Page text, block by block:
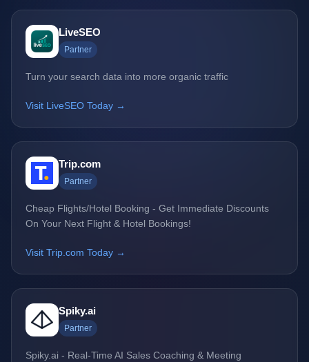
LiveSEO
Partner
Turn your search data into more organic traffic
Visit LiveSEO Today →
Trip.com
Partner
Cheap Flights/Hotel Booking - Get Immediate Discounts
On Your Next Flight & Hotel Bookings!
Visit Trip.com Today →
Spiky.ai
Partner
Spiky.ai - Real-Time AI Sales Coaching & Meeting